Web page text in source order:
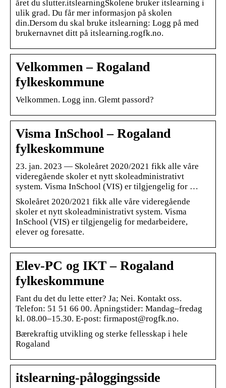
året du slutter.itslearningSkolene bruker itslearning i
ulik grad. Du får mer informasjon på skolen
din.Dersom du skal bruke itslearning: Logg på med
brukernavnet ditt på itslearning.rogfk.no.
Velkommen – Rogaland
fylkeskommune
Velkommen. Logg inn. Glemt passord?
Visma InSchool – Rogaland
fylkeskommune
23. jan. 2023 — Skoleåret 2020/2021 fikk alle våre
videregående skoler et nytt skoleadministrativt
system. Visma InSchool (VIS) er tilgjengelig for …
Skoleåret 2020/2021 fikk alle våre videregående
skoler et nytt skoleadministrativt system. Visma
InSchool (VIS) er tilgjengelig for medarbeidere,
elever og foresatte.
Elev-PC og IKT – Rogaland
fylkeskommune
Fant du det du lette etter? Ja; Nei. Kontakt oss.
Telefon: 51 51 66 00. Åpningstider: Mandag–fredag
kl. 08.00–15.30. E-post: firmapost@rogfk.no.
Bærekraftig utvikling og sterke fellesskap i hele
Rogaland
itslearning-påloggingsside